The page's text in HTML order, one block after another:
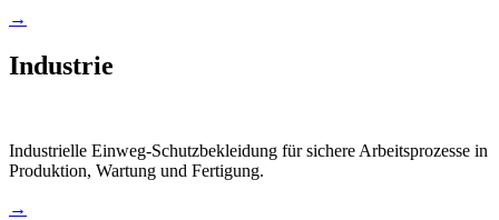
→
Industrie
Industrielle Einweg-Schutzbekleidung für sichere Arbeitsprozesse in
Produktion, Wartung und Fertigung.
→